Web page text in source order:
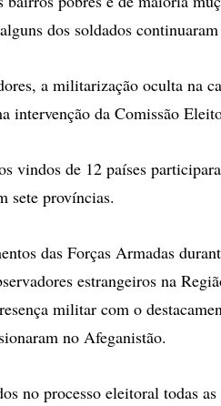
dos soldados
a militarização oculta na
intervenção da Comissão
vindos de 12 países
sete províncias.
das Forças Armadas
estrangeiros na
militar com o
no Afeganistão.
no processo eleitoral todas